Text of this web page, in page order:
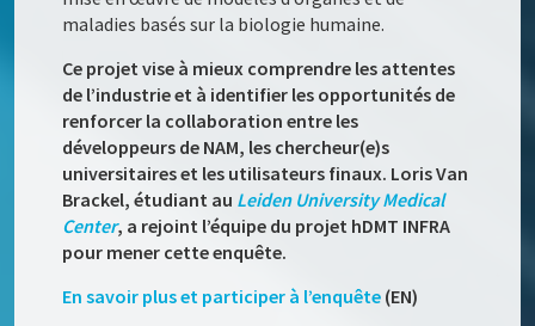
maladies basés sur la biologie humaine.
Ce projet vise à mieux comprendre les attentes
de l’industrie et à identifier les opportunités de
renforcer la collaboration entre les
développeurs de NAM, les chercheur(e)s
universitaires et les utilisateurs finaux. Loris Van
Brackel, étudiant au Leiden University Medical
Center, a rejoint l’équipe du projet hDMT INFRA
pour mener cette enquête.
En savoir plus et participer à l’enquête (EN)